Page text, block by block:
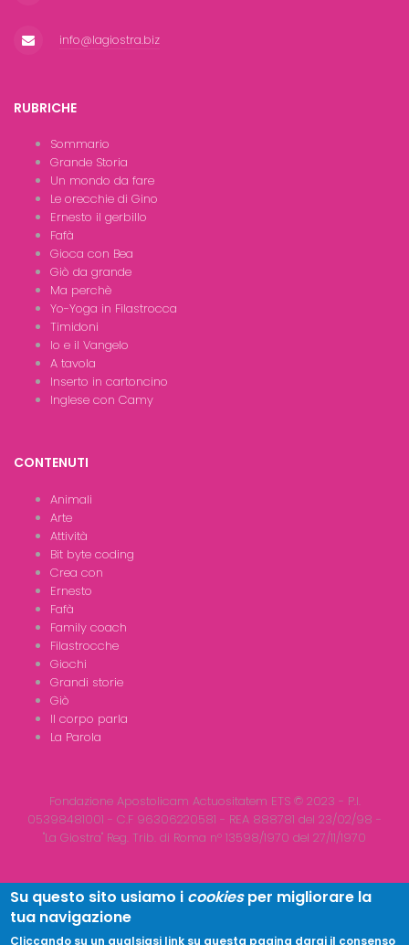
info@lagiostra.biz
RUBRICHE
Sommario
Grande Storia
Un mondo da fare
Le orecchie di Gino
Ernesto il gerbillo
Fafà
Gioca con Bea
Giò da grande
Ma perchè
Yo-Yoga in Filastrocca
Timidoni
Io e il Vangelo
A tavola
Inserto in cartoncino
Inglese con Camy
CONTENUTI
Animali
Arte
Attività
Bit byte coding
Crea con
Ernesto
Fafà
Family coach
Filastrocche
Giochi
Grandi storie
Giò
Il corpo parla
La Parola
Fondazione Apostolicam Actuositatem ETS © 2023 - P.I.
05398481001 - C.F 96306220581 - REA 888781 del 23/02/98 -
"La Giostra" Reg. Trib. di Roma n° 13598/1970 del 27/11/1970
Copyright © 2026LA GIOSTRA | All Rights Reserved
Su questo sito usiamo i cookiesper migliorare la
tua navigazione
Cliccando su un qualsiasi link su questa pagina darai il consenso